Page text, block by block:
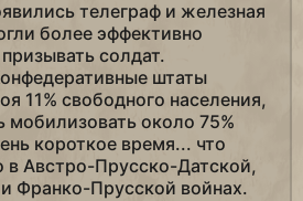
телеграф и железная
более эффективно
солдат.
штаты
11% свободного населения,
мобилизовать около 75%
короткое время... что
в Австро-Прусско-Датской,
Франко-Прусской войнах.